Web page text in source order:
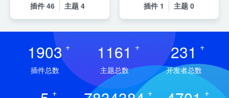
插件46 主题 4 插件 1 主题 0
1903 +
插件总数
1161 +
主题总数
231 +
开发者总数
+ + +